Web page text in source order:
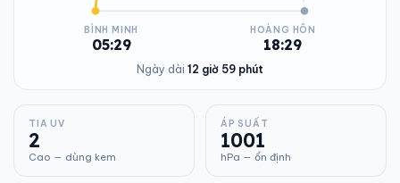
BÌNH MINH
05:29
HOÀNG HÔN
18:29
Ngày dài 12 giờ 59 phút
TIA UV
2
Cao — dùng kem
ÁP SUẤT
1001
hPa — ổn định